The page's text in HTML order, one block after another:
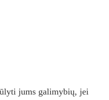
jums galimybių, jei